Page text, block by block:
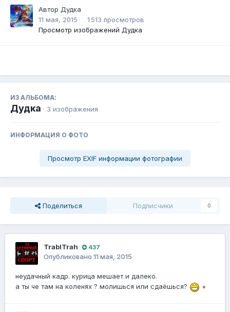
Автор Дудка
11 мая, 2015
1 513 просмотров
Просмотр изображений Дудка
ИЗ АЛЬБОМА:
Дудка · 3 изображения
ИНФОРМАЦИЯ О ФОТО
Просмотр EXIF информации фотографии
Поделиться Подписчики 0
TrablTrah 437
Опубликовано 11 мая, 2015
неудачный кадр. курица мешает и далеко.
а ты че там на коленях ? молишься или сдаёшься?
+